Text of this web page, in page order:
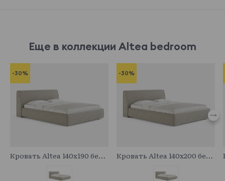
Еще в коллекции Altea bedroom
-30%
Кровать Altea 140x190 без основания и подъемного механизма
-30%
Кровать Altea 140x200 без основания и подъемного механизма